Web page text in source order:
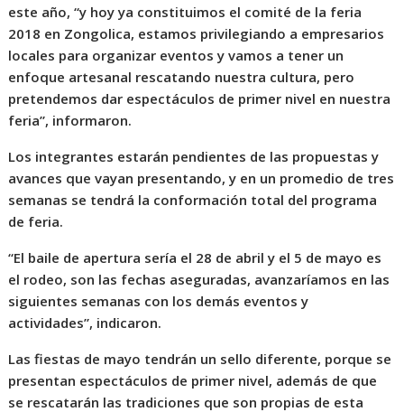
este año, “y hoy ya constituimos el comité de la feria
2018 en Zongolica, estamos privilegiando a empresarios
locales para organizar eventos y vamos a tener un
enfoque artesanal rescatando nuestra cultura, pero
pretendemos dar espectáculos de primer nivel en nuestra
feria”, informaron.
Los integrantes estarán pendientes de las propuestas y
avances que vayan presentando, y en un promedio de tres
semanas se tendrá la conformación total del programa
de feria.
“El baile de apertura sería el 28 de abril y el 5 de mayo es
el rodeo, son las fechas aseguradas, avanzaríamos en las
siguientes semanas con los demás eventos y
actividades”, indicaron.
Las fiestas de mayo tendrán un sello diferente, porque se
presentan espectáculos de primer nivel, además de que
se rescatarán las tradiciones que son propias de esta